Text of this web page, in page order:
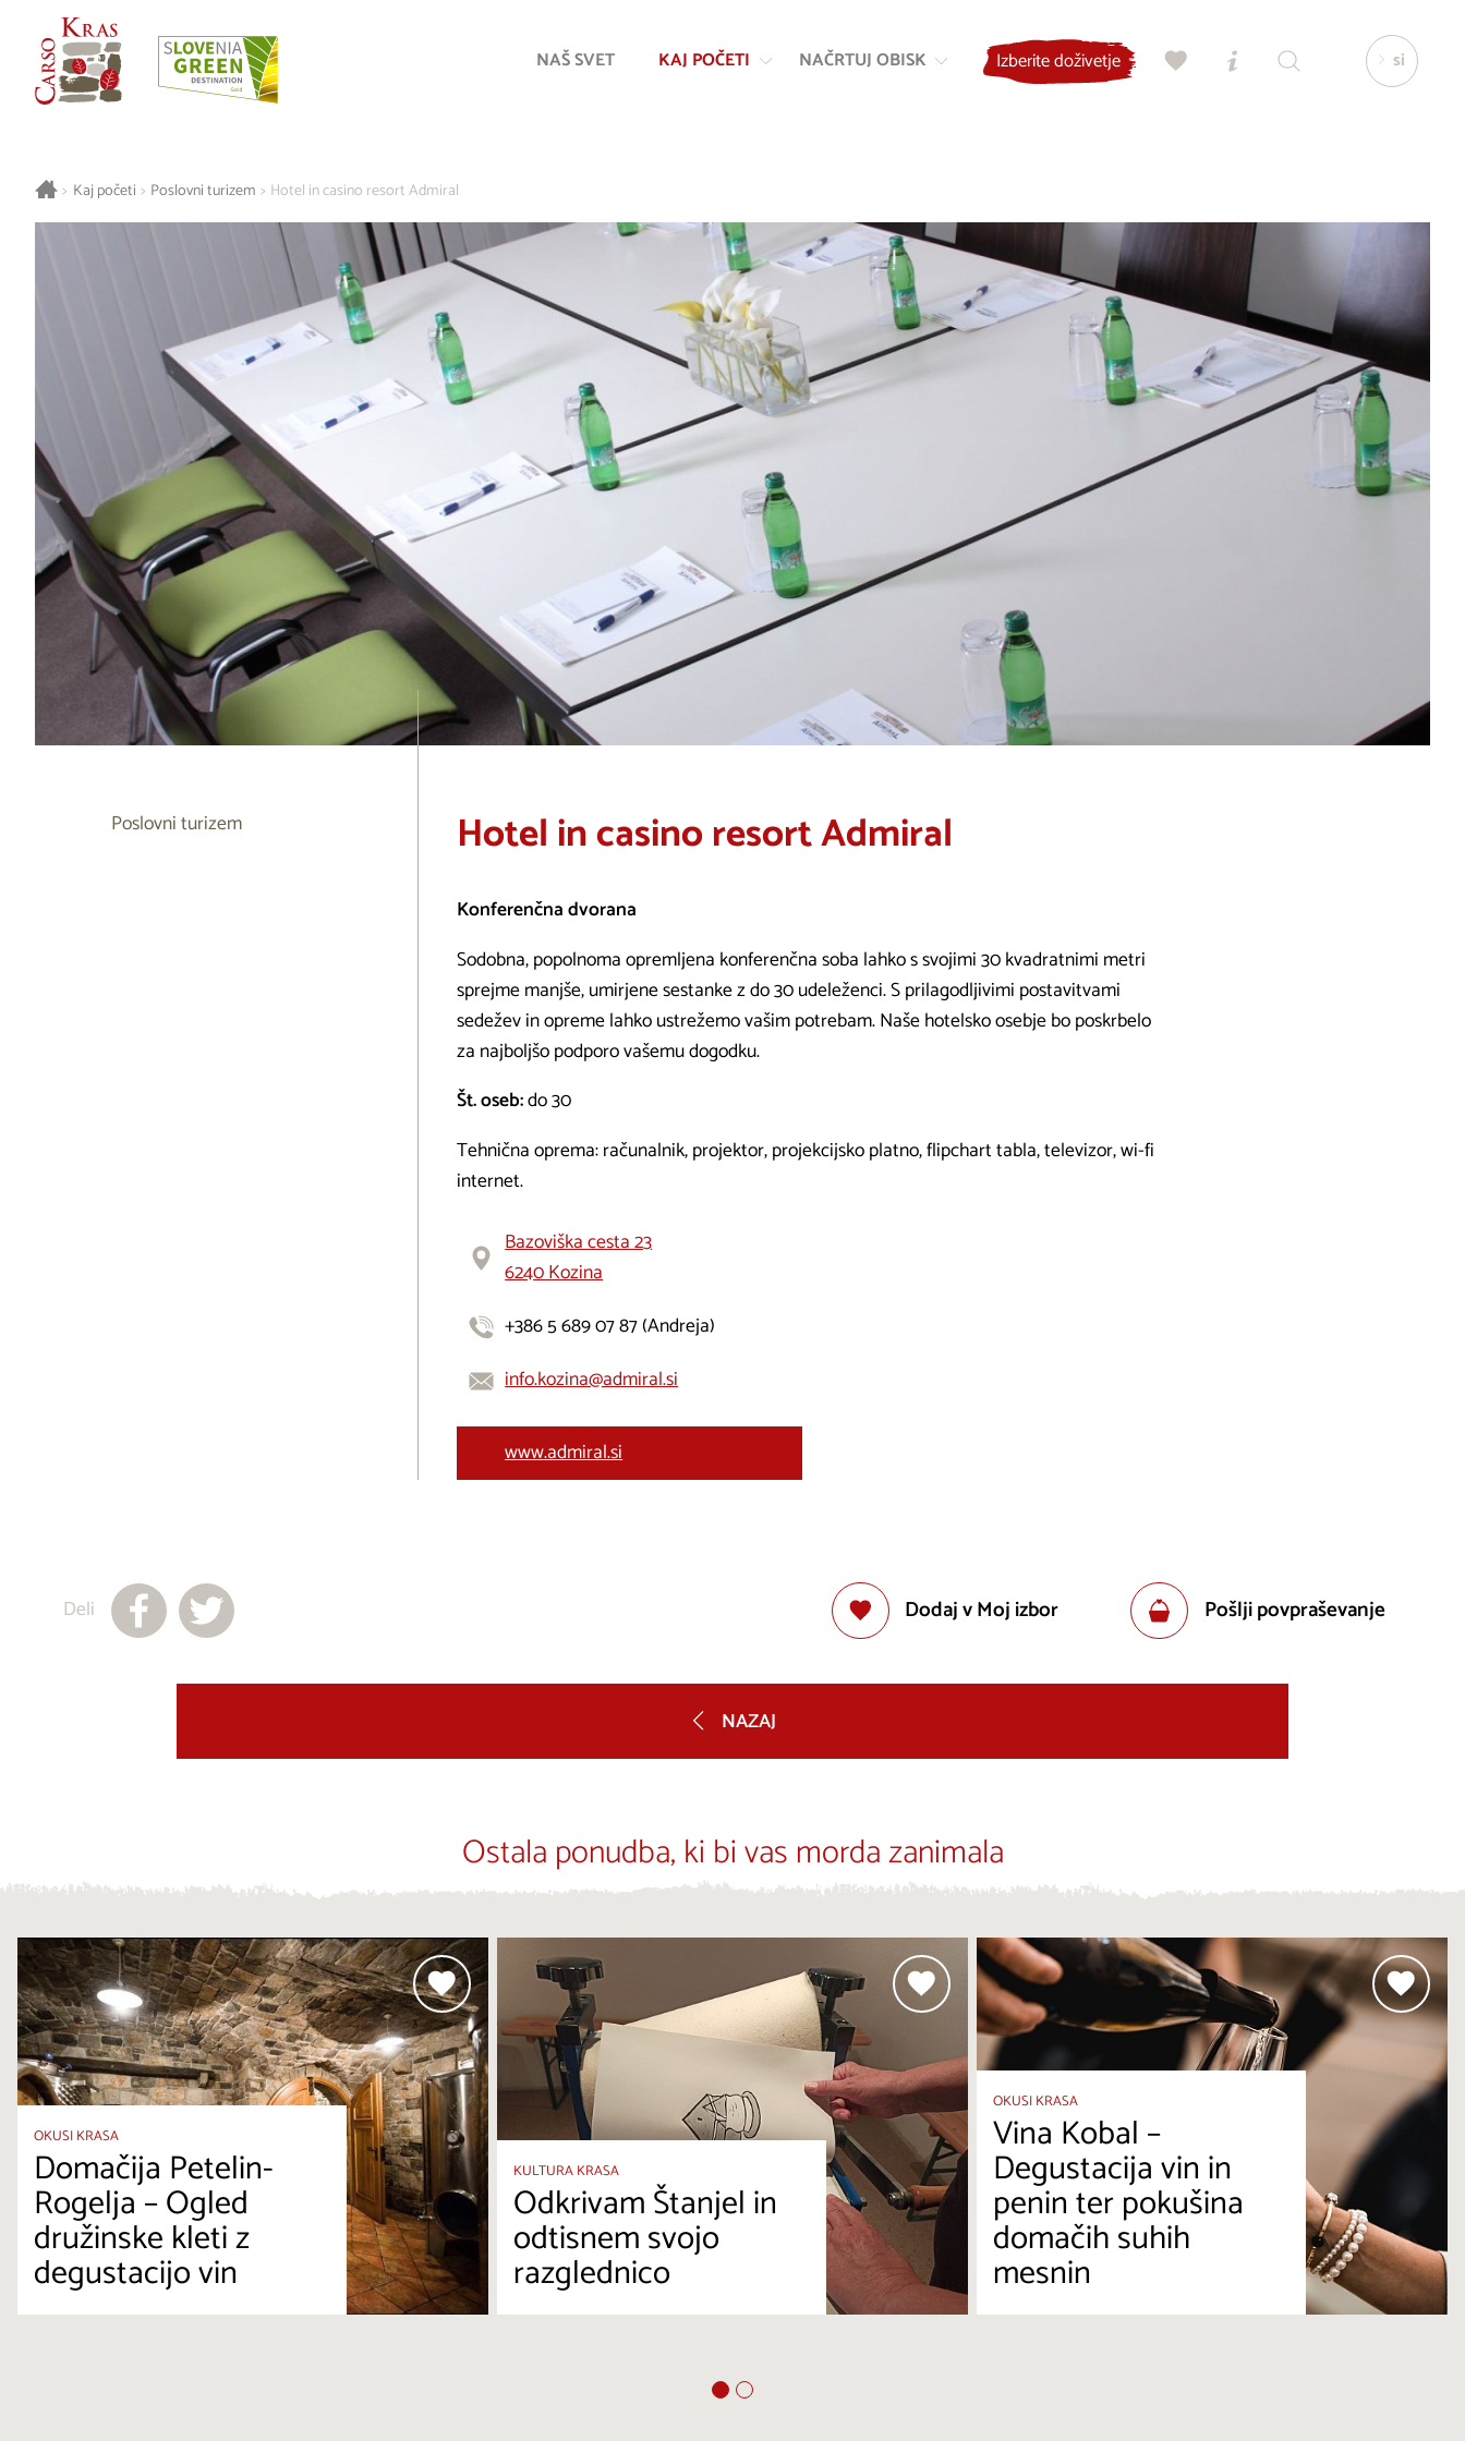
vsebino
NAŠ SVET KAJ POČETI NAČRTUJ OBISK Izberite doživetje si
> Kaj početi > Poslovni turizem > Hotel in casino resort Admiral
Hotel in casino resort Admiral
Konferenčna dvorana
Sodobna, popolnoma opremljena konferenčna soba lahko s svojimi 30 kvadratnimi metri
sprejme manjše, umirjene sestanke z do 30 udeleženci. S prilagodljivimi postavitvami
sedežev in opreme lahko ustrežemo vašim potrebam. Naše hotelsko osebje bo poskrbelo
za najboljšo podporo vašemu dogodku.
Št. oseb:do 30
Tehnična oprema: računalnik, projektor, projekcijsko platno, flipchart tabla, televizor, wi-fi
internet.
Bazoviška cesta 23
6240 Kozina
+386 5 689 07 87 (Andreja)
info.kozina@admiral.si
www.admiral.si
Poslovni turizem
Dodaj v Moj izbor Pošlji povpraševanje
Deli
NAZAJ
Ostala ponudba, ki bi vas morda zanimala
OKUSI KRASA
Domačija Petelin-
Rogelja – Ogled
družinske kleti z
degustacijo vin
KULTURA KRASA
Odkrivam Štanjel in
odtisnem svojo
razglednico
OKUSI KRASA
Vina Kobal –
Degustacija vin in
penin ter pokušina
domačih suhih
mesnin